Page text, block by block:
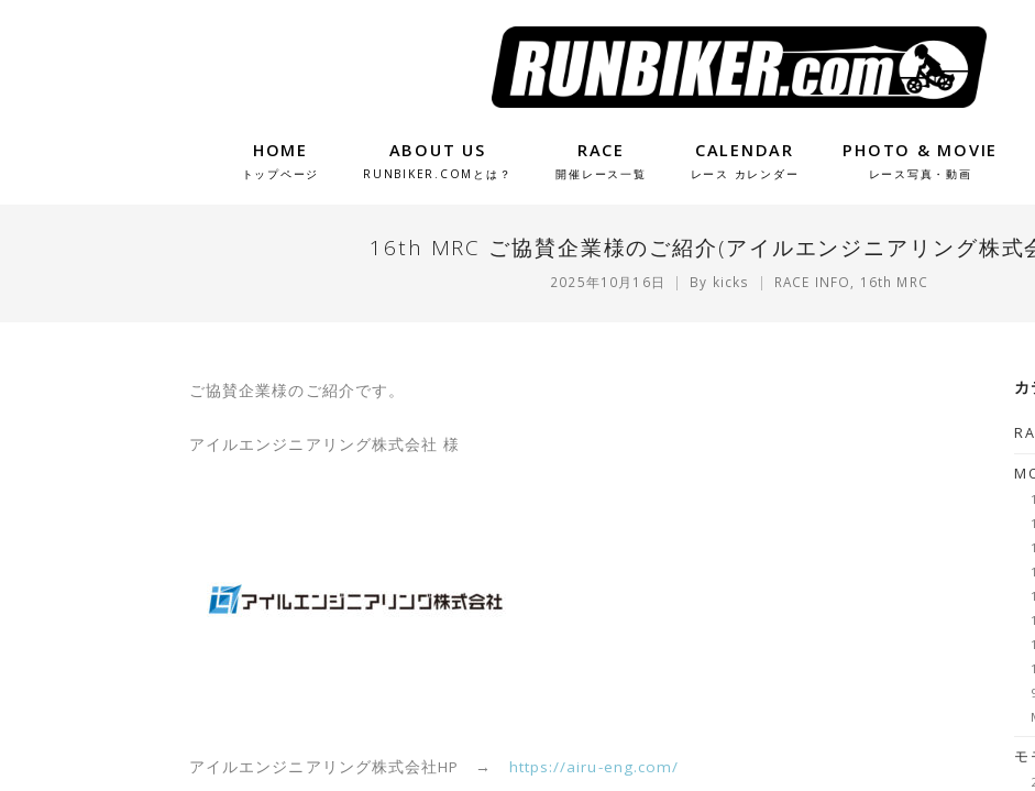
HOME
トップページ
ABOUT US
RUNBIKER.COMとは？
RACE
開催レース一覧
CALENDAR
レース カレンダー
PHOTO & MOVIE
レース写真・動画
16th MRC ご協賛企業様のご紹介(アイルエンジニアリング株式
2025年10月16日 By kicks RACE INFO 16th MRC
ご協賛企業様のご紹介です。
アイルエンジニアリング株式会社 様
アイルエンジニアリング株式会社HP → https://airu-eng.com/
モ